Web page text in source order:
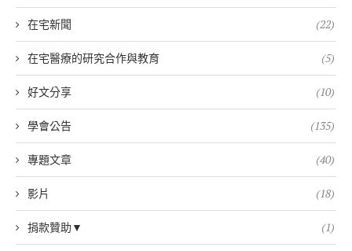
在宅新聞 (22)
在宅醫療的研究合作與教育 (5)
好文分享 (10)
學會公告 (135)
專題文章 (40)
影片 (18)
捐款贊助▼ (1)